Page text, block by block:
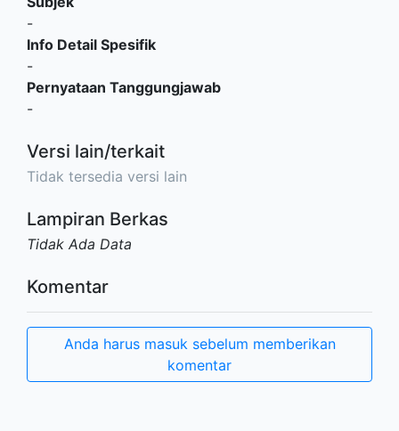
-
Info Detail Spesifik
-
Pernyataan Tanggungjawab
-
Versi lain/terkait
Tidak tersedia versi lain
Lampiran Berkas
Tidak Ada Data
Komentar
Anda harus masuk sebelum memberikan
komentar